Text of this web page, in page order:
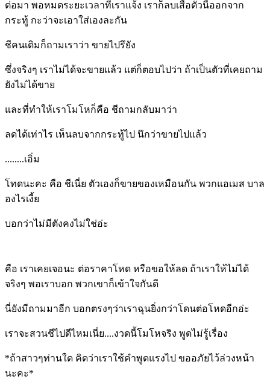
ต่อมา พอหมดระยะเวลาที่เราแจ้ง เราก็ลบเสื้อตัวนี้ออกจาก
กระทู้ กะว่าจะเอาใส่เองละกัน
ชีคนเดิมก็ถามเราว่า ขายไปรึยัง
ซึ่งจริงๆ เราไม่ได้จะขายแล้ว แต่ก็ตอบไปว่า ถ้าเป็นตัวที่เคยถาม
ยังไม่ได้ขาย
และที่ทำให้เราโมโหก็คือ ชีถามกลับมาว่า
ลดได้เท่าไร เห็นลบจากกระทู้ไป นึกว่าขายไปแล้ว
........เอิ่ม
โทดนะคะ คือ ชีเนี่ย ตัวเองก็ขายของเหมือนกัน พวกแอเมส บาล
องไรเงี้ย
บอกว่าไม่มีตังคงไม่ใช่อ่ะ
คือ เราเคยเจอนะ ต่อราคาโหด หรือขอให้ลด ถ้าเราให้ไม่ได้
จริงๆ พอเราบอก พวกเขาก็เข้าใจกันดี
นี่ยังมีถามมาอีก บอกตรงๆว่าเราฉุนยิ่งกว่าโดนต่อโหดอีกอ่ะ
เราจะสวนชีไปดีไหมเนี่ย....งวดนี้โมโหจริง พูดไม่รู้เรื่อง
*ถ้าสาวๆท่านใด คิดว่าเราใช้คำพูดแรงไป ขออภัยไว้ล่วงหน้า
นะคะ*